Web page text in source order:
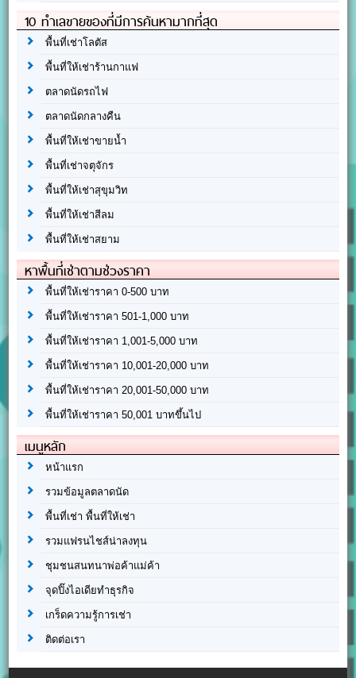
10 ทำเลขายของที่มีการค้นหามากที่สุด
พื้นที่เช่าโลตัส
พื้นที่ให้เช่าร้านกาแฟ
ตลาดนัดรถไฟ
ตลาดนัดกลางคืน
พื้นที่ให้เช่าขายน้ำ
พื้นที่เช่าจตุจักร
พื้นที่ให้เช่าสุขุมวิท
พื้นที่ให้เช่าสีลม
พื้นที่ให้เช่าสยาม
หาพื้นที่เช่าตามช่วงราคา
พื้นที่ให้เช่าราคา 0-500 บาท
พื้นที่ให้เช่าราคา 501-1,000 บาท
พื้นที่ให้เช่าราคา 1,001-5,000 บาท
พื้นที่ให้เช่าราคา 10,001-20,000 บาท
พื้นที่ให้เช่าราคา 20,001-50,000 บาท
พื้นที่ให้เช่าราคา 50,001 บาทขึ้นไป
เมนูหลัก
หน้าแรก
รวมข้อมูลตลาดนัด
พื้นที่เช่า พื้นที่ให้เช่า
รวมแฟรนไชส์น่าลงทุน
ชุมชนสนทนาพ่อค้าแม่ค้า
จุดปิ๊งไอเดียทำธุรกิจ
เกร็ดความรู้การเช่า
ติดต่อเรา